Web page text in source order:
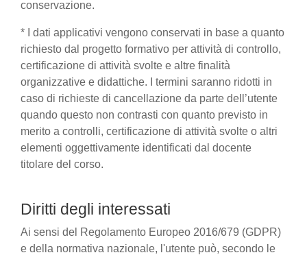
conservazione.
* I dati applicativi vengono conservati in base a quanto
richiesto dal progetto formativo per attività di controllo,
certificazione di attività svolte e altre finalità
organizzative e didattiche. I termini saranno ridotti in
caso di richieste di cancellazione da parte dell’utente
quando questo non contrasti con quanto previsto in
merito a controlli, certificazione di attività svolte o altri
elementi oggettivamente identificati dal docente
titolare del corso.
Diritti degli interessati
Ai sensi del Regolamento Europeo 2016/679 (GDPR)
e della normativa nazionale, l'utente può, secondo le